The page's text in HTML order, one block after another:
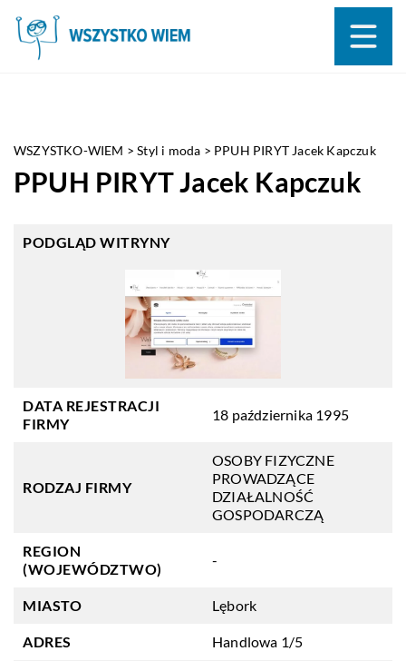
WSZYSTKO-WIEM >Styl i moda > PPUH PIRYT Jacek Kapczuk
PPUH PIRYT Jacek Kapczuk
PODGLĄD WITRYNY
DATA REJESTRACJI
FIRMY
18 października 1995
RODZAJ FIRMY
OSOBY FIZYCZNE
PROWADZĄCE
DZIAŁALNOŚĆ
GOSPODARCZĄ
REGION
(WOJEWÓDZTWO)
-
MIASTO Lębork
ADRES Handlowa 1/5